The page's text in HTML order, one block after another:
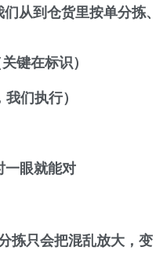
从到仓货里按单分拣、
键在标识）
们执行）
眼就能对
拣只会把混乱放大，变